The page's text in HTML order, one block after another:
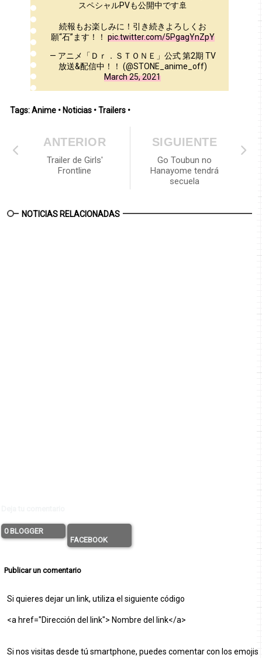
スペシャルPVも公開中です🚢
続報もお楽しみに！引き続きよろしくお
願“石”ます！！ pic.twitter.com/5PgagYnZpY
— アニメ「Ｄｒ．ＳＴＯＮＥ」公式 第2期 TV
放送&配信中！！ (@STONE_anime_off)
March 25, 2021
Tags:Anime • Noticias •Trailers •
SIGUIENTE
Go Toubun no
Hanayome tendrá
secuela
ANTERIOR
Trailer de Girls'
Frontline
NOTICIAS RELACIONADAS
0 BLOGGER
FACEBOOK
Publicar un comentario
Si quieres dejar un link, utiliza el siguiente código
<a href="Dirección del link"> Nombre del link</a>
Si nos visitas desde tú smartphone, puedes comentar con los emojis